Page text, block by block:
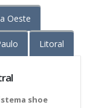
Oeste
Litoral
shoe